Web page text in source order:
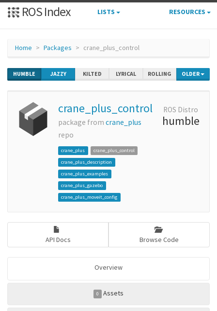
ROS Index LISTS RESOURCES
Home Packages crane_plus_control
HUMBLE JAZZY KILTED LYRICAL ROLLING OLDER
crane_plus_control
package from crane_plus
repo
crane_plus
crane_plus_control
crane_plus_description
crane_plus_examples
crane_plus_gazebo
crane_plus_moveit_config
ROS Distro
humble
API Docs Browse Code
Overview
0 Assets